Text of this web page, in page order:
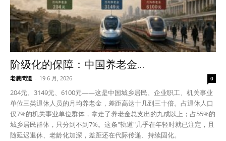
阶级化的保障：中国养老金...
老農問道 - 19 6 月, 2026 0
204元、3149元、6100元——这是中国城乡居民、企业职工、机关事业
单位三类退休人员的月均养老金，差距高达十几到三十倍。占退休人口
仅7%的机关事业单位群体，拿走了养老金总支出的九成以上；占55%的
城乡居民群体，只分到不到7%。这条"轨道"几乎在年轻时就已注定，且
随延迟退休、老龄化加深，差距还在代际传递、持续固化。